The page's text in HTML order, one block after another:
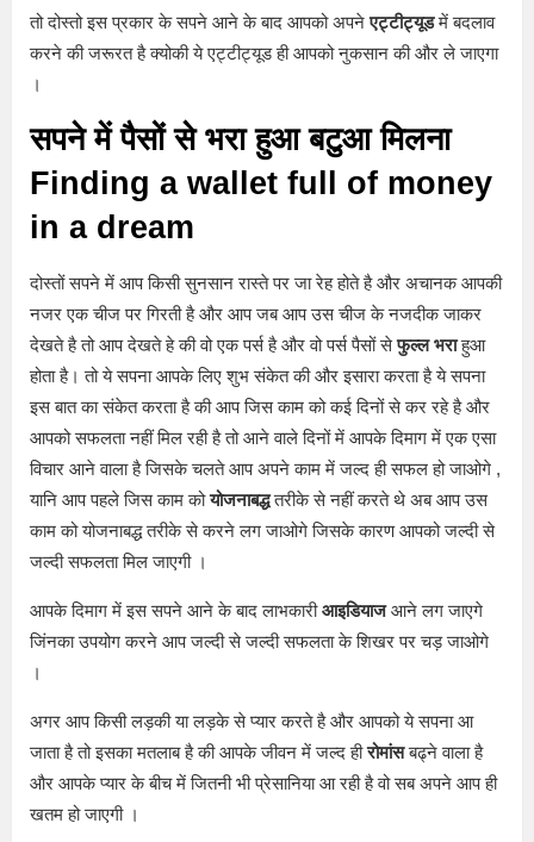
तो दोस्तो इस प्रकार के सपने आने के बाद आपको अपनेएट्टीट्यूडमें बदलाव
करने की जरूरत है क्योकी ये एट्टीट्यूड ही आपको नुकसान की और ले जाएगा
।
सपने में पैसों से भरा हुआ बटुआ मिलना
Finding a wallet full of money
in a dream
दोस्तों सपने में आप किसी सुनसान रास्ते पर जा रेह होते है और अचानक आपकी
नजर एक चीज पर गिरती है और आप जब आप उस चीज के नजदीक जाकर
देखते है तो आप देखते हे की वो एक पर्स है और वो पर्स पैसों सेफुल्ल भराहुआ
होता है। तो ये सपना आपके लिए शुभ संकेत की और इसारा करता है ये सपना
इस बात का संकेत करता है की आप जिस काम को कई दिनों से कर रहे है और
आपको सफलता नहीं मिल रही है तो आने वाले दिनों में आपके दिमाग में एक एसा
विचार आने वाला है जिसके चलते आप अपने काम में जल्द ही सफल हो जाओगे ,
यानि आप पहले जिस काम कोयोजनाबद्धतरीके से नहीं करते थे अब आप उस
काम को योजनाबद्ध तरीके से करने लग जाओगे जिसके कारण आपको जल्दी से
जल्दी सफलता मिल जाएगी ।
आपके दिमाग में इस सपने आने के बाद लाभकारीआइडियाजआने लग जाएगे
जिंनका उपयोग करने आप जल्दी से जल्दी सफलता के शिखर पर चड़ जाओगे
।
अगर आप किसी लड़की या लड़के से प्यार करते है और आपको ये सपना आ
जाता है तो इसका मतलाब है की आपके जीवन में जल्द हीरोमांसबढ्ने वाला है
और आपके प्यार के बीच में जितनी भी प्रेसानिया आ रही है वो सब अपने आप ही
खतम हो जाएगी ।